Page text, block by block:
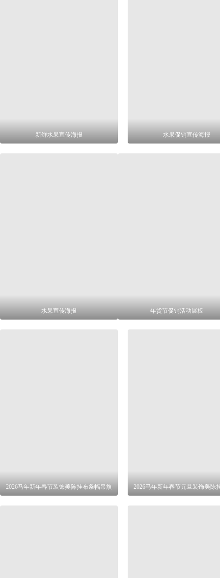
新鲜水果宣传海报 水果促销宣传海报
水果宣传海报 年货节促销活动展板
2026马年新年春节装饰美陈挂布条幅吊旗 2026马年新年春节元旦装饰美陈